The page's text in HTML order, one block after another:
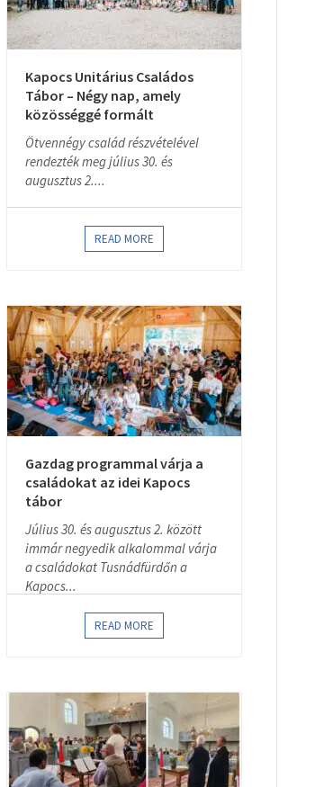
Kapocs Unitárius Családos
Tábor – Négy nap, amely
közösséggé formált
Ötvennégy család részvételével
rendezték meg július 30. és
augusztus 2....
READ MORE
Gazdag programmal várja a
családokat az idei Kapocs
tábor
Július 30. és augusztus 2. között
immár negyedik alkalommal várja
a családokat Tusnádfürdőn a
Kapocs...
READ MORE